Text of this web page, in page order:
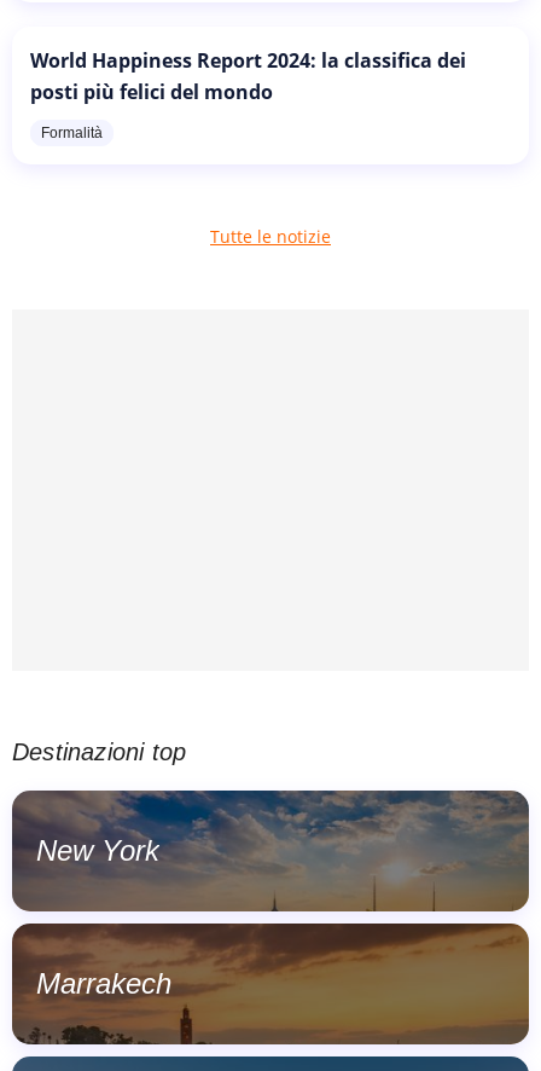
World Happiness Report 2024: la classifica dei
posti più felici del mondo
Formalità
Tutte le notizie
Destinazioni top
New York
Marrakech